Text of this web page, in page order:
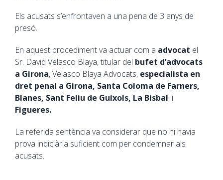
Els acusats s’enfrontaven a una pena de 3 anys de
presó.
En aquest procediment va actuar com a advocat el
Sr. David Velasco Blaya, titular del bufet d’advocats
a Girona, Velasco Blaya Advocats, especialista en
dret penal a Girona, Santa Coloma de Farners,
Blanes, Sant Feliu de Guíxols, La Bisbal, i
Figueres.
La referida sentència va considerar que no hi havia
prova indiciària suficient com per condemnar als
acusats.